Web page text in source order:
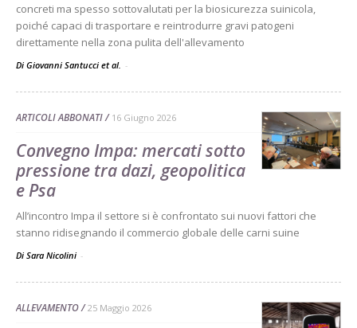
concreti ma spesso sottovalutati per la biosicurezza suinicola,
poiché capaci di trasportare e reintrodurre gravi patogeni
direttamente nella zona pulita dell'allevamento
Di Giovanni Santucci et al. -
ARTICOLI ABBONATI 16 Giugno 2026
Convegno Impa: mercati sotto
pressione tra dazi, geopolitica
e Psa
All’incontro Impa il settore si è confrontato sui nuovi fattori che
stanno ridisegnando il commercio globale delle carni suine
Di Sara Nicolini -
ALLEVAMENTO 25 Maggio 2026